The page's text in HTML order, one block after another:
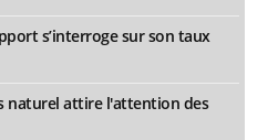
s’interroge sur son taux
naturel attire l'attention des